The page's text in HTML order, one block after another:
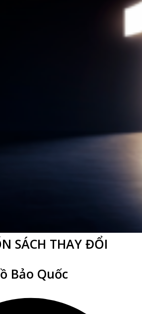
SÁCH THAY ĐỔI
Bảo Quốc